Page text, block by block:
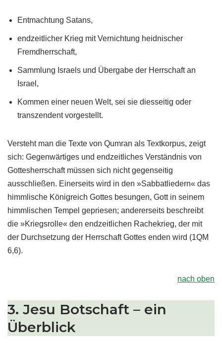
Entmachtung Satans,
endzeitlicher Krieg mit Vernichtung heidnischer
Fremdherrschaft,
Sammlung Israels und Übergabe der Herrschaft an
Israel,
Kommen einer neuen Welt, sei sie diesseitig oder
transzendent vorgestellt.
Versteht man die Texte von Qumran als Textkorpus, zeigt
sich: Gegenwärtiges und endzeitliches Verständnis von
Gottesherrschaft müssen sich nicht gegenseitig
ausschließen. Einerseits wird in den »Sabbatliedern« das
himmlische Königreich Gottes besungen, Gott in seinem
himmlischen Tempel gepriesen; andererseits beschreibt
die »Kriegsrolle« den endzeitlichen Rachekrieg, der mit
der Durchsetzung der Herrschaft Gottes enden wird (1QM
6,6).
nach oben
3. Jesu Botschaft – ein
Überblick